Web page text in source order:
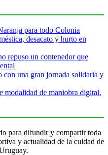
para todo Colonia
desacato y hurto en
repuso un contenedor que
una gran jornada solidaria y
modalidad de maniobra digital.
para difundir y compartir toda
y actualidad de la cuidad de